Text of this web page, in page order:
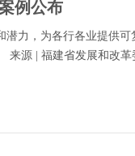
例公布
，为各行各业提供可
源 | 福建省发展和改革